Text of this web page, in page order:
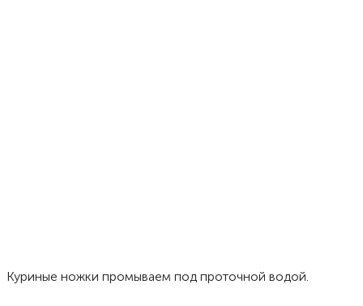
Куриные ножки промываем под проточной водой.